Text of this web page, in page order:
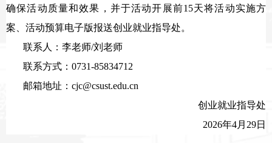
确保活动质量和效果，并于活动开展前15天将活动实施方
案、活动预算电子版报送创业就业指导处。
联系人： 李老师/刘老师
联系方式：0731-85834712
邮箱地址： cjc@csust.edu.cn
创业就业指导处
2026年4月 29日